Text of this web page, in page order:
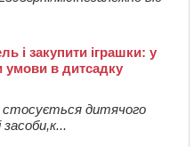
і закупити іграшки: у
умови в дитсадку
стосується дитячого